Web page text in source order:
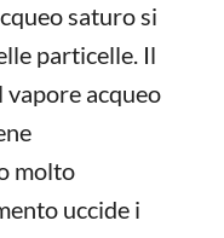
saturo si
particelle. Il
acqueo
molto
uccide i